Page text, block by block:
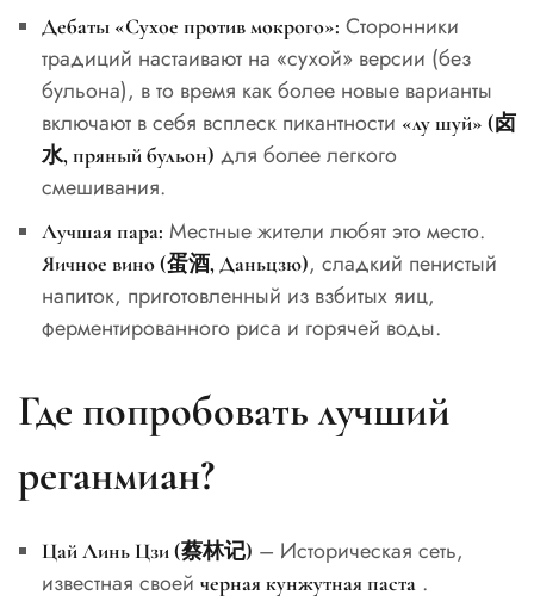
Дебаты «Сухое против мокрого»: Сторонники
традиций настаивают на «сухой» версии (без
бульона), в то время как более новые варианты
включают в себя всплеск пикантности «лу шуй» (卤
水, пряный бульон) для более легкого
смешивания.
Лучшая пара: Местные жители любят это место.
Яичное вино (蛋酒, Даньцзю), сладкий пенистый
напиток, приготовленный из взбитых яиц,
ферментированного риса и горячей воды.
Где попробовать лучший
реганмиан?
Цай Линь Цзи (蔡林记) – Историческая сеть,
известная своей черная кунжутная паста.